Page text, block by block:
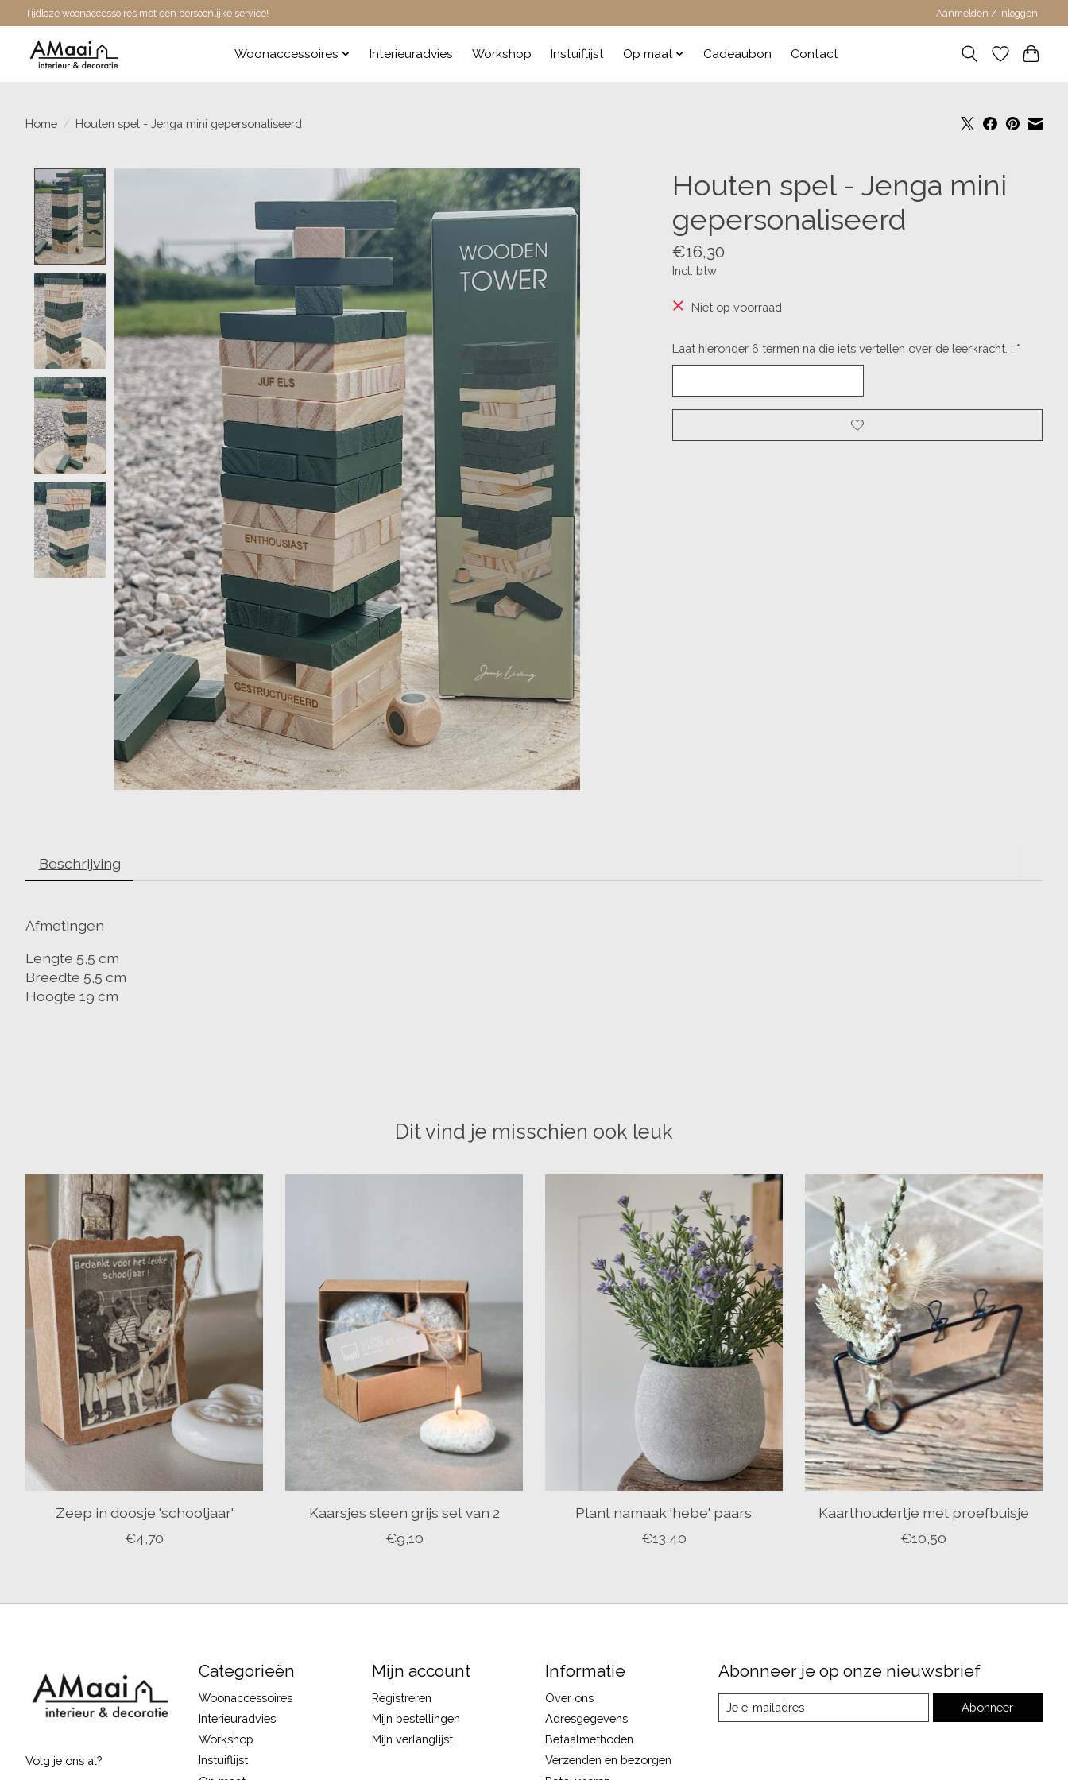
Tijdloze woonaccessoires met een persoonlijke service! Aanmelden / Inloggen
Woonaccessoires Interieuradvies Workshop Instuiflijst Op maat Cadeaubon Contact
Home / Houten spel - Jenga mini gepersonaliseerd
Houten spel - Jenga mini
gepersonaliseerd
€16,30
Incl. btw
Niet op voorraad
Laat hieronder 6 termen na die iets vertellen over de leerkracht. : *
Beschrijving
Afmetingen
Lengte 5,5 cm
Breedte 5,5 cm
Hoogte 19 cm
Dit vind je misschien ook leuk
Items van productcarrousel
Zeep in doosje 'schooljaar'
€4,70
Kaarsjes steen grijs set van 2
€9,10
Plant namaak 'hebe' paars
€13,40
Kaarthoudertje met proefbuisje
€10,50
Volg je ons al?
Categorieën
Woonaccessoires
Interieuradvies
Workshop
Instuiflijst
Mijn account
Registreren
Mijn bestellingen
Mijn verlanglijst
Informatie
Over ons
Adresgegevens
Betaalmethoden
Verzenden en bezorgen
Abonneer je op onze nieuwsbrief
Abonneer